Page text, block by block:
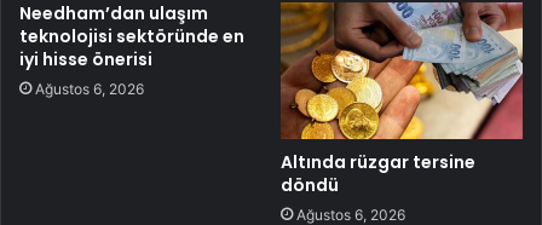
Needham’dan ulaşım
teknolojisi sektöründe en
iyi hisse önerisi
Ağustos 6, 2026
Altında rüzgar tersine
döndü
Ağustos 6, 2026